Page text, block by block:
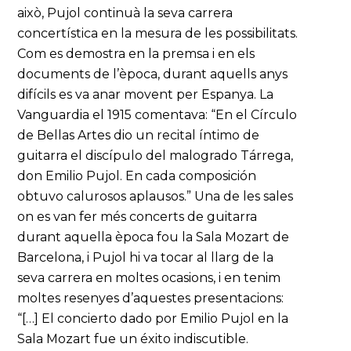
això, Pujol continuà la seva carrera
concertística en la mesura de les possibilitats.
Com es demostra en la premsa i en els
documents de l’època, durant aquells anys
difícils es va anar movent per Espanya. La
Vanguardia el 1915 comentava: “En el Círculo
de Bellas Artes dio un recital íntimo de
guitarra el discípulo del malogrado Tárrega,
don Emilio Pujol. En cada composición
obtuvo calurosos aplausos.” Una de les sales
on es van fer més concerts de guitarra
durant aquella època fou la Sala Mozart de
Barcelona, i Pujol hi va tocar al llarg de la
seva carrera en moltes ocasions, i en tenim
moltes resenyes d’aquestes presentacions:
“[…] El concierto dado por Emilio Pujol en la
Sala Mozart fue un éxito indiscutible.